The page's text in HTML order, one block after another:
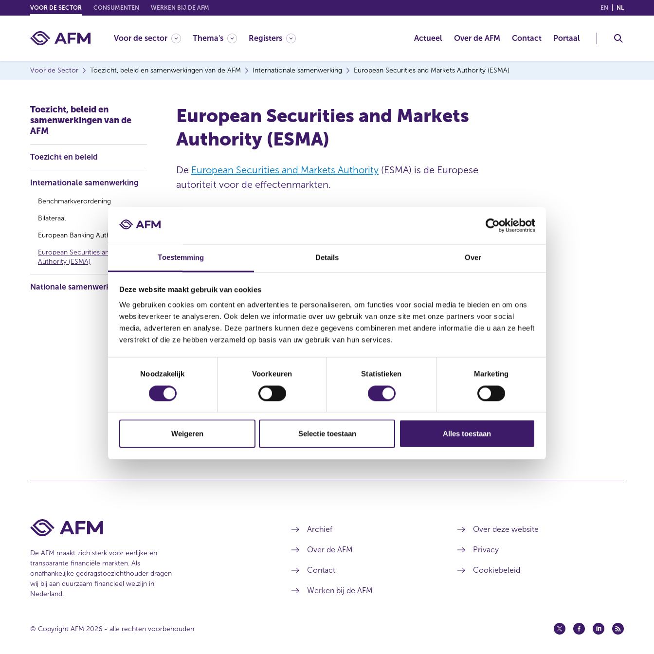
Toestemming Details Over
Deze website maakt gebruik van cookies
We gebruiken cookies om content en advertenties te personaliseren, om functies voor social media te bieden en om ons
websiteverkeer te analyseren. Ook delen we informatie over uw gebruik van onze site met onze partners voor social
media, adverteren en analyse. Deze partners kunnen deze gegevens combineren met andere informatie die u aan ze heeft
verstrekt of die ze hebben verzameld op basis van uw gebruik van hun services.
i
g
t
i
e
Noodzakelijk Voorkeuren Statistieken Marketing
Weigeren Selectie toestaan Alles toestaan
o
o
EN (ENGLISH)
NL
VOOR DE SECTOR CONSUMENTEN WERKEN BIJ DE AFM
Voor de sector Thema's Registers Actueel Over de AFM Contact Portaal
Voor de Sector Toezicht, beleid en samenwerkingen van de AFM Internationale samenwerking European Securities and Markets Authority (ESMA)
Toezicht, beleid en
samenwerkingen van de
AFM
Toezicht en beleid
Internationale samenwerking
Benchmarkverordening
Bilateraal
European Banking Authority (EBA)
European Securities and Markets
Authority (ESMA)
Nationale samenwerking
European Securities and Markets
Authority (ESMA)
De European Securities and Markets Authority (ESMA) is de Europese
autoriteit voor de effectenmarkten.
Regelmatig publiceert de European Securities and Markets Authority (ESMA) Questions and
Answers (Q&As) met interpretaties van Europese wet- en regelgeving. Deze door ESMA
zoveel mogelijk bereiken van een level playing field in de Europese Unie ten aanzien van de
toepassing van Europese wet- en regelgeving. De AFM zal de Q&As dan ook betrekken in
het toezicht, waarbij de concrete toepassing zal afhangen van alle relevante feiten en
omstandigheden.
ESMA peer reviews
Op 7 december 2022 heeft ESMA het rapport
relocation to the EU in the context of the UK’s withdrawal from the EU
gepubliceerd. De
AFM deelt de doelstellingen van ESMA’s peer review en verwelkomt dit belangrijke werk in
het kader van toezichtconvergentie tussen de nationale EU-toezichthouders (NCA's).
De reactie van de AFM op het ESMA-rapport ishierte vinden. Klik voor de peer review.
Archief
Over de AFM
Contact
Werken bij de AFM
Over deze website
Privacy
Cookiebeleid
De AFM maakt zich sterk voor eerlijke en
transparante financiële markten. Als
onafhankelijke gedragstoezichthouder dragen
wij bij aan duurzaam financieel welzijn in
Nederland.
© Copyright AFM 2026 - alle rechten voorbehouden